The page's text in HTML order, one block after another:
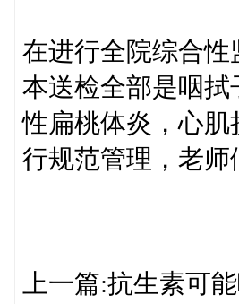
在进行全院综合性
本送检全部是咽
性扁桃体炎，心
行规范管理，老
上一篇:抗生素可